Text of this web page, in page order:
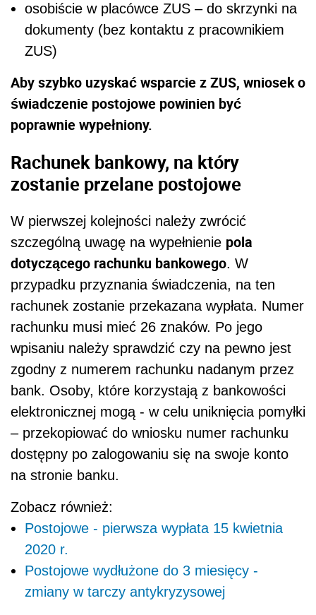
osobiście w placówce ZUS – do skrzynki na
dokumenty (bez kontaktu z pracownikiem
ZUS)
Aby szybko uzyskać wsparcie z ZUS, wniosek o
świadczenie postojowe powinien być
poprawnie wypełniony.
Rachunek bankowy, na który
zostanie przelane postojowe
W pierwszej kolejności należy zwrócić
szczególną uwagę na wypełnienie pola
dotyczącego rachunku bankowego. W
przypadku przyznania świadczenia, na ten
rachunek zostanie przekazana wypłata. Numer
rachunku musi mieć 26 znaków. Po jego
wpisaniu należy sprawdzić czy na pewno jest
zgodny z numerem rachunku nadanym przez
bank. Osoby, które korzystają z bankowości
elektronicznej mogą - w celu uniknięcia pomyłki
– przekopiować do wniosku numer rachunku
dostępny po zalogowaniu się na swoje konto
na stronie banku.
Zobacz również:
Postojowe - pierwsza wypłata 15 kwietnia
2020 r.
Postojowe wydłużone do 3 miesięcy -
zmiany w tarczy antykryzysowej